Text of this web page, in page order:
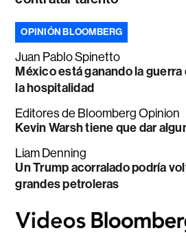
OPINIÓN BLOOMBERG
Juan Pablo Spinetto
México está ganando la
la hospitalidad
Editores de Bloomberg Opinion
Kevin Warsh tiene que dar
Liam Denning
Un Trump acorralado podría
grandes petroleras